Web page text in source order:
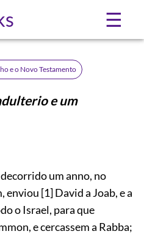
☰
e o Novo Testamento
e um
um anno, no
enviou [1]David a Joab, e a
o Israel, para que
e cercassem a Rabba;